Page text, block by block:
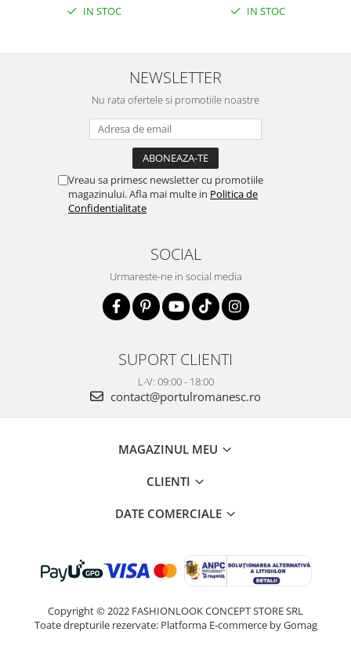
IN STOC IN STOC
NEWSLETTER
Nu rata ofertele si promotiile noastre
Vreau sa primesc newsletter cu promotiile
magazinului. Afla mai multe in Politica de
Confidentialitate
SOCIAL
Urmareste-ne in social media
SUPORT CLIENTI
L-V: 09:00 - 18:00
contact@portulromanesc.ro
MAGAZINUL MEU
CLIENTI
DATE COMERCIALE
Copyright © 2022 FASHIONLOOK CONCEPT STORE SRL
Toate drepturile rezervate: Platforma E-commerce by Gomag